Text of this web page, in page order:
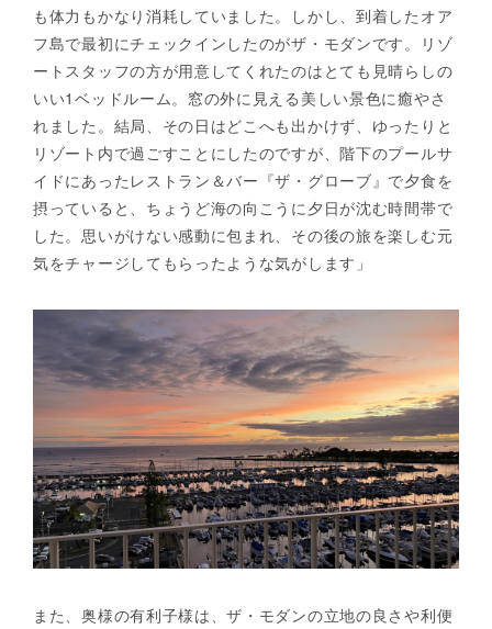
も体力もかなり消耗していました。しかし、到着したオア
フ島で最初にチェックインしたのがザ・モダンです。リゾ
ートスタッフの方が用意してくれたのはとても見晴らしの
いい1ベッドルーム。窓の外に見える美しい景色に癒やさ
れました。結局、その日はどこへも出かけず、ゆったりと
リゾート内で過ごすことにしたのですが、階下のプールサ
イドにあったレストラン＆バー『ザ・グローブ』で夕食を
摂っていると、ちょうど海の向こうに夕日が沈む時間帯で
した。思いがけない感動に包まれ、その後の旅を楽しむ元
気をチャージしてもらったような気がします」
また、奥様の有利子様は、ザ・モダンの立地の良さや利便